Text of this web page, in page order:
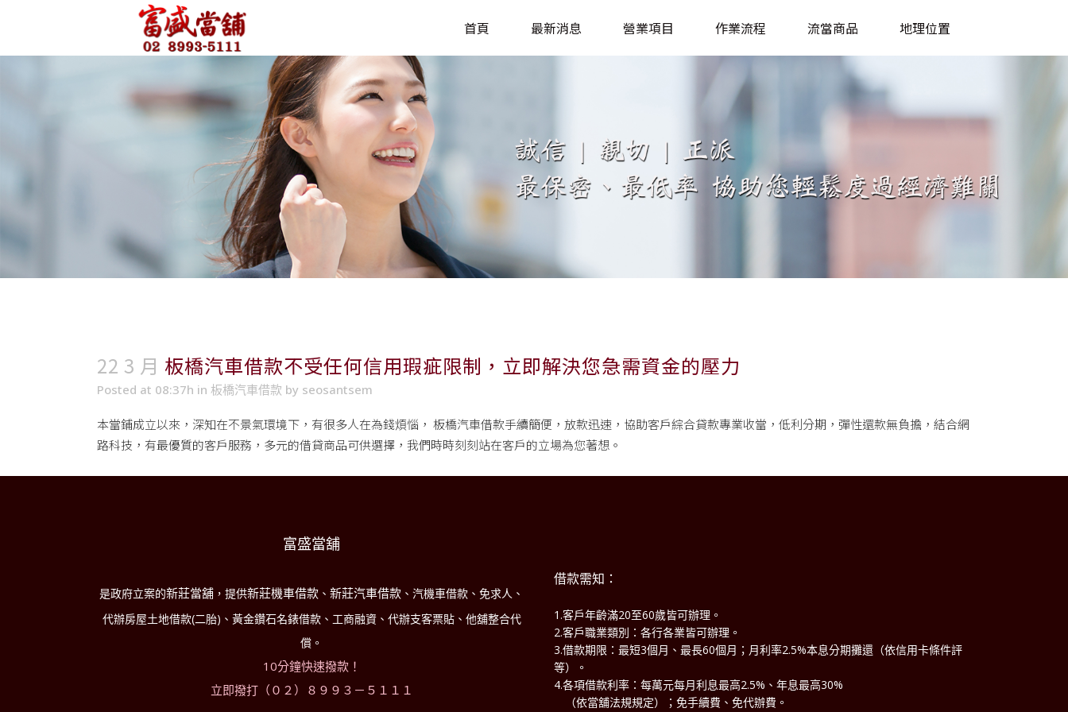
首頁 最新消息 營業項目 作業流程 流當商品 地理位置
22 3 月 板橋汽車借款不受任何信用瑕疵限制，立即解決您急需資金的壓力
Posted at 08:37h in 板橋汽車借款 by seosantsem
本當鋪成立以來，深知在不景氣環境下，有很多人在為錢煩惱， 板橋汽車借款手續簡便，放款迅速，協助客戶綜合貸款專業收當，低利分期，彈性還款無負擔，結合網
路科技，有最優質的客戶服務，多元的借貸商品可供選擇，我們時時刻刻站在客戶的立場為您著想。
富盛當舖
是政府立案的新莊當舖 ，提供新莊機車借款 、 新莊汽車借款 、汽機車借款、免求人、
代辦房屋土地借款(二胎)、黃金鑽石名錶借款、工商融資、代辦支客票貼、他舖整合代
償。
10分鐘快速撥款！
立即撥打（０２）８９９３－５１１１
借款需知：
1.客戶年齡滿20至60歲皆可辦理。
2.客戶職業類別：各行各業皆可辦理。
3.借款期限：最短3個月、最長60個月；月利率2.5%本息分期攤還（依信用卡條件評
等）。
4.各項借款利率：每萬元每月利息最高2.5%、年息最高30%
（依當舖法規規定）；免手續費、免代辦費。